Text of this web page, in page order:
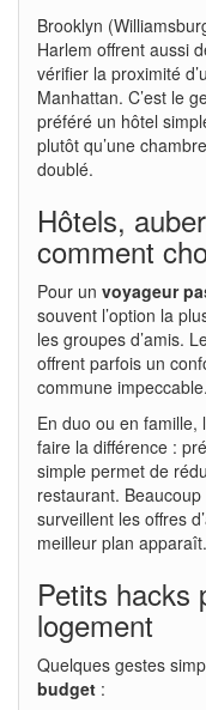
Brooklyn
Harlem offrent aussi
vérifier la proximité
Manhattan. C’est le
préféré un hôtel
plutôt qu’une
doublé.
Hôtels,
comment
Pour un voyageur
souvent l’option la
les groupes d’amis.
offrent parfois un
commune impeccable.
En duo ou en famille,
faire la différence :
simple permet de
restaurant.
surveillent les offres
meilleur plan apparaît.
Petits hacks
logement
Quelques gestes
budget :